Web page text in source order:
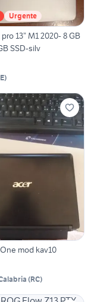
Urgente
13” M1 2020- 8 GB
SSD-silv
)
mod kav10
(RC)